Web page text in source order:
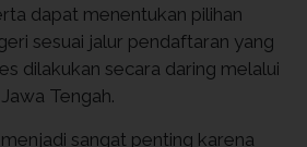
dapat menentukan pilihan
sesuai jalur pendaftaran yang
dilakukan secara daring melalui
Tengah.
sangat penting karena